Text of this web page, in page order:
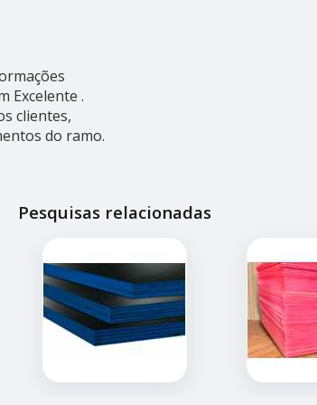
Excelente .
clientes,
do ramo.
Pesquisas relacionadas